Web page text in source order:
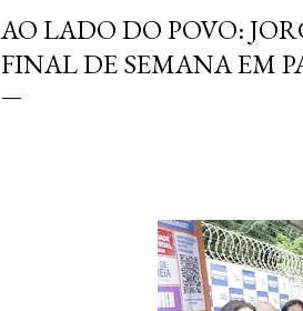
AO LADO DO POVO:
FINAL DE SEMANA EM